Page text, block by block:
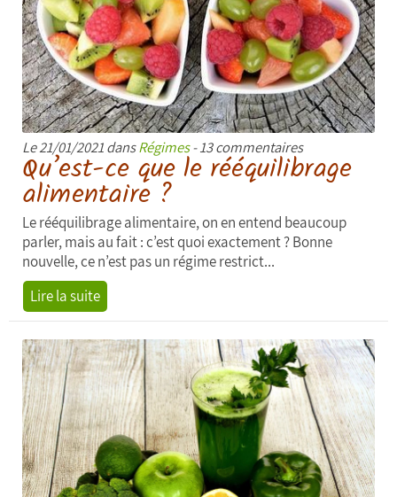
Le 21/01/2021 dansRégimes- 13 commentaires
Qu’est-ce que le rééquilibrage
alimentaire ?
Le rééquilibrage alimentaire, on en entend beaucoup
parler, mais au fait : c’est quoi exactement ? Bonne
nouvelle, ce n’est pas un régime restrict...
Lire la suite